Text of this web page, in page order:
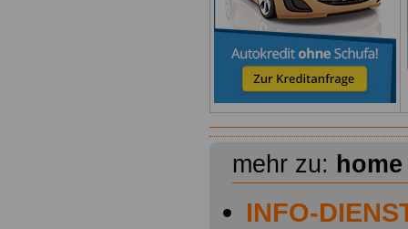
mehr zu: home
INFO-